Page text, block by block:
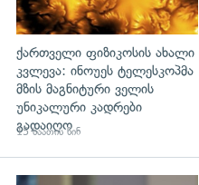
ქართველი ფიზიკოსის ახალი
კვლევა: ინოუეს ტელესკოპმა
მზის მაგნიტური ველის
უნიკალური კადრები
გადაიღო
15 საათის წინ